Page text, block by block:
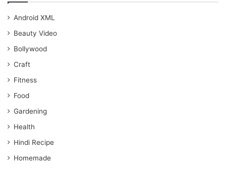
Android XML
Beauty Video
Bollywood
Craft
Fitness
Food
Gardening
Health
Hindi Recipe
Homemade